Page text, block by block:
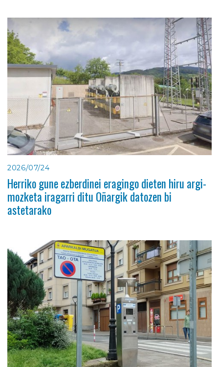
2026/07/24
Herriko gune ezberdinei eragingo dieten hiru argi-
mozketa iragarri ditu Oñargik datozen bi
astetarako